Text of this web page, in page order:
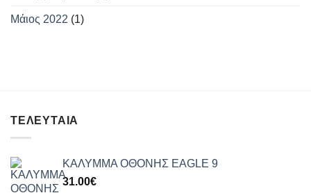
Μάιος 2022 (1)
ΤΕΛΕΥΤΑΊΑ
ΚΑΛΥΜΜΑ ΟΘΟΝΗΣ EAGLE 9
31.00€